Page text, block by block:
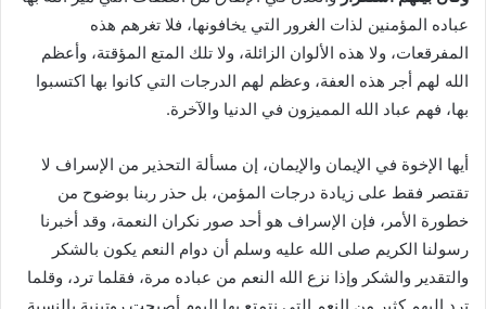
عباده المؤمنين لذات الغرور التي يخافونها، فلا تغرهم هذه
المفرقعات، ولا هذه الألوان الزائلة، ولا تلك المتع المؤقتة، وأعظم
الله لهم أجر هذه العفة، وعظم لهم الدرجات التي كانوا بها اكتسبوا
بها، فهم عباد الله المميزون في الدنيا والآخرة.
أيها الإخوة في الإيمان والإيمان، إن مسألة التحذير من الإسراف لا
تقتصر فقط على زيادة درجات المؤمن، بل حذر ربنا بوضوح من
خطورة الأمر، فإن الإسراف هو أحد صور نكران النعمة، وقد أخبرنا
رسولنا الكريم صلى الله عليه وسلم أن دوام النعم يكون بالشكر
والتقدير والشكر وإذا نزع الله النعم من عباده مرة، فقلما ترد، وقلما
ترد إليهم كثير من النعم التي نتمتع بها اليوم أصبحت روتينية بالنسبة